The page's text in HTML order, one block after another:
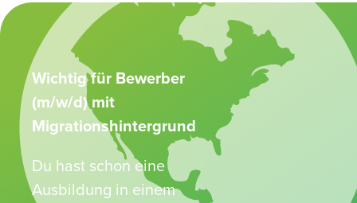
Wichtig für Bewerber
(m/w/d) mit
Migrationshintergrund
Du hast schon eine
Ausbildung in einem